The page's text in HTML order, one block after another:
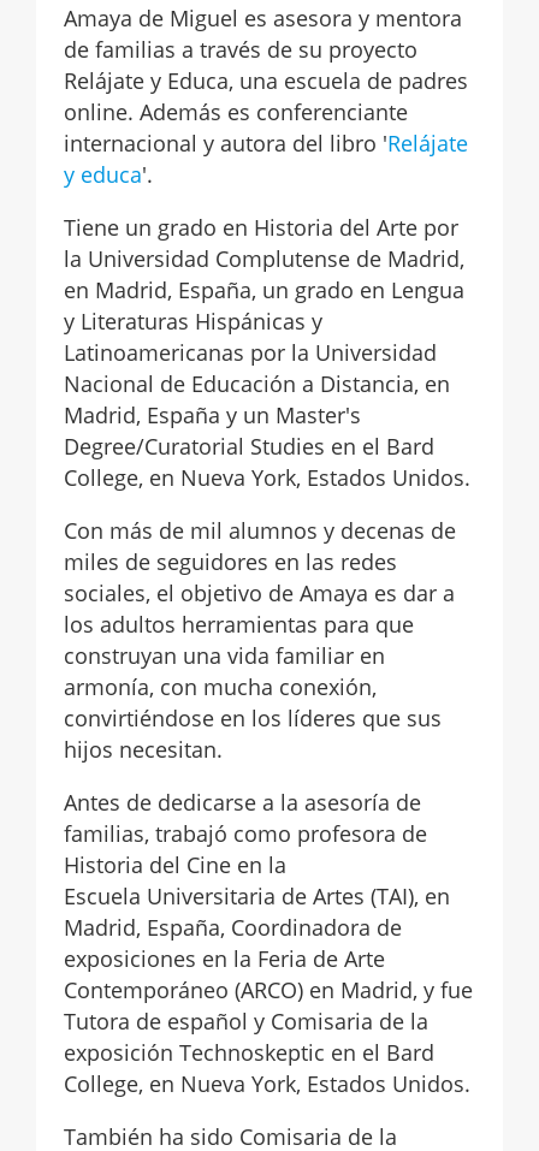
Amaya de Miguel es asesora y mentora
de familias a través de su proyecto
Relájate y Educa, una escuela de padres
online. Además es conferenciante
internacional y autora del libro 'Relájate
y educa'.
Tiene un grado en Historia del Arte por
la Universidad Complutense de Madrid,
en Madrid, España, un grado en Lengua
y Literaturas Hispánicas y
Latinoamericanas por la Universidad
Nacional de Educación a Distancia, en
Madrid, España y un Master's
Degree/Curatorial Studies en el Bard
College, en Nueva York, Estados Unidos.
Con más de mil alumnos y decenas de
miles de seguidores en las redes
sociales, el objetivo de Amaya es dar a
los adultos herramientas para que
construyan una vida familiar en
armonía, con mucha conexión,
convirtiéndose en los líderes que sus
hijos necesitan.
Antes de dedicarse a la asesoría de
familias, trabajó como profesora de
Historia del Cine en la
Escuela Universitaria de Artes (TAI), en
Madrid, España, Coordinadora de
exposiciones en la Feria de Arte
Contemporáneo (ARCO) en Madrid, y fue
Tutora de español y Comisaria de la
exposición Technoskeptic en el Bard
College, en Nueva York, Estados Unidos.
También ha sido Comisaria de la